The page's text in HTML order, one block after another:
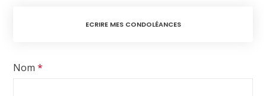
ECRIRE MES CONDOLÉANCES
Nom *